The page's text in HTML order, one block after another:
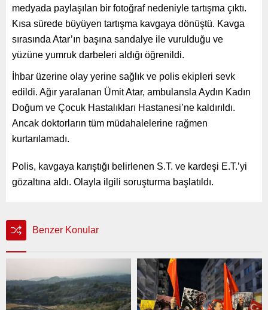
medyada paylaşılan bir fotoğraf nedeniyle tartışma çıktı.
Kısa sürede büyüyen tartışma kavgaya dönüştü. Kavga
sırasında Atar’ın başına sandalye ile vurulduğu ve
yüzüne yumruk darbeleri aldığı öğrenildi.
İhbar üzerine olay yerine sağlık ve polis ekipleri sevk
edildi. Ağır yaralanan Ümit Atar, ambulansla Aydın Kadın
Doğum ve Çocuk Hastalıkları Hastanesi’ne kaldırıldı.
Ancak doktorların tüm müdahalelerine rağmen
kurtarılamadı.
Polis, kavgaya karıştığı belirlenen S.T. ve kardeşi E.T.’yi
gözaltına aldı. Olayla ilgili soruşturma başlatıldı.
Benzer Konular